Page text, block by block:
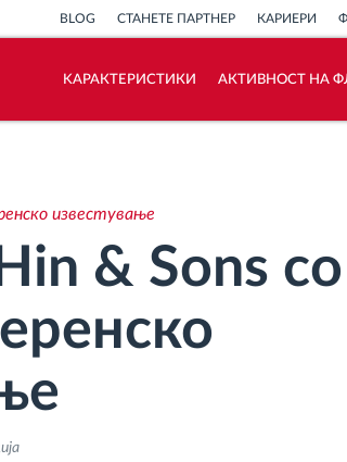
BLOG СТАНЕТЕ ПАРТНЕР КАРИЕРИ
KАРАКТЕРИСТИКИ АКТИВНОСТ НА
известување
& Sons со